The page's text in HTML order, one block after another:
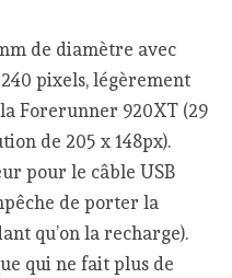
de diamètre avec
pixels, légèrement
Forerunner 920XT (29
de 205 x 148px).
pour le câble USB
de porter la
qu’on la recharge).
qui ne fait plus de